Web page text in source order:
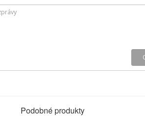
Podobné produkty